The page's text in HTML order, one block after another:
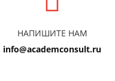
НАПИШИТЕ НАМ
info@academconsult.ru